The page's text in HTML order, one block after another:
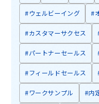
#ウェルビーイング #
#カスタマーサクセス
#パートナーセールス
#フィールドセールス
#ワークサンプル #内